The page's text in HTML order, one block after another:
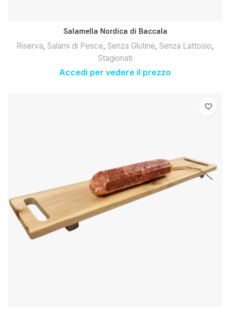
Salamella Nordica di Baccala
Riserva, Salami di Pesce, Senza Glutine, Senza Lattosio,
Stagionati
Accedi per vedere il prezzo